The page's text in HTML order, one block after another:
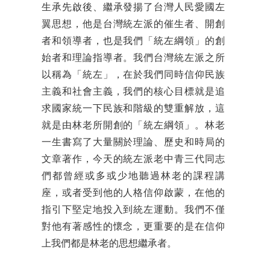
生承先啟後、繼承發揚了台灣人民愛國左
翼思想，他是台灣統左派的催生者、開創
者和領導者，也是我們「統左綱領」的創
始者和理論指導者。我們台灣統左派之所
以稱為「統左」，在於我們同時信仰民族
主義和社會主義，我們的核心目標就是追
求國家統一下民族和階級的雙重解放，這
就是由林老所開創的「統左綱領」。林老
一生書寫了大量關於理論、歷史和時局的
文章著作，今天的統左派老中青三代同志
們都曾經或多或少地聽過林老的課程講
座，或者受到他的人格信仰啟蒙，在他的
指引下堅定地投入到統左運動。我們不僅
對他有著感性的懷念，更重要的是在信仰
上我們都是林老的思想繼承者。